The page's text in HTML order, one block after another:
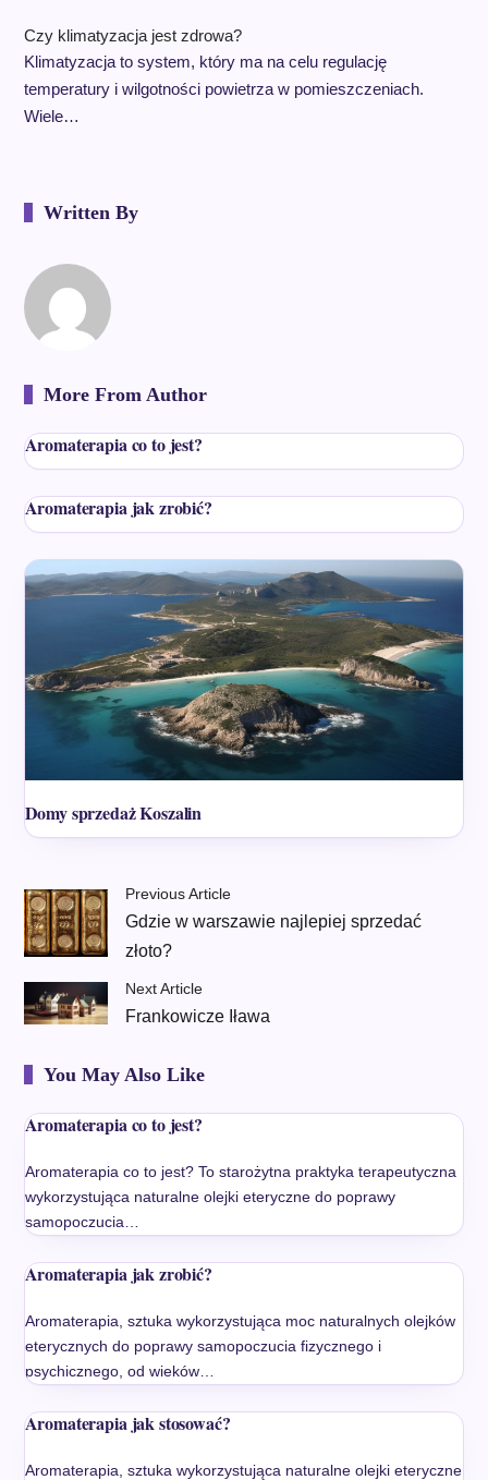
Czy klimatyzacja jest zdrowa?
Klimatyzacja to system, który ma na celu regulację
temperatury i wilgotności powietrza w pomieszczeniach.
Wiele…
Written By
More From Author
Aromaterapia co to jest?
Aromaterapia jak zrobić?
Domy sprzedaż Koszalin
Previous Article
Gdzie w warszawie najlepiej sprzedać
złoto?
Next Article
Frankowicze Iława
You May Also Like
Aromaterapia co to jest?
Aromaterapia co to jest? To starożytna praktyka terapeutyczna
wykorzystująca naturalne olejki eteryczne do poprawy
samopoczucia…
Aromaterapia jak zrobić?
Aromaterapia, sztuka wykorzystująca moc naturalnych olejków
eterycznych do poprawy samopoczucia fizycznego i
psychicznego, od wieków…
Aromaterapia jak stosować?
Aromaterapia, sztuka wykorzystująca naturalne olejki eteryczne